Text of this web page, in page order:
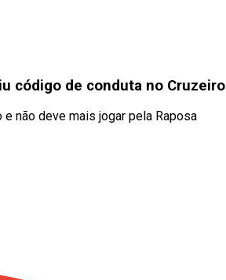
código de conduta no Cruzeiro
não deve mais jogar pela Raposa